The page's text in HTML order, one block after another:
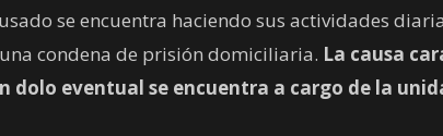
se encuentra haciendo sus actividades
condena de prisión domiciliaria. La causa
dolo eventual se encuentra a cargo de la